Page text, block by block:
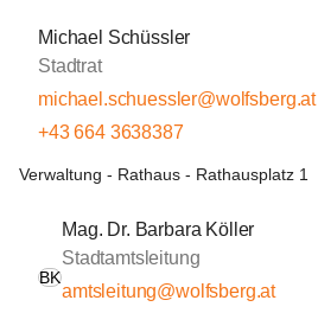
Michael Schüssler
Stadtrat
michael.schuessler@wolfsberg.at
+43 664 3638387
Verwaltung - Rathaus - Rathausplatz 1
BK
Mag. Dr. Barbara Köller
Stadtamtsleitung
amtsleitung@wolfsberg.at